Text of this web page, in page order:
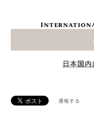
日本国
通報する